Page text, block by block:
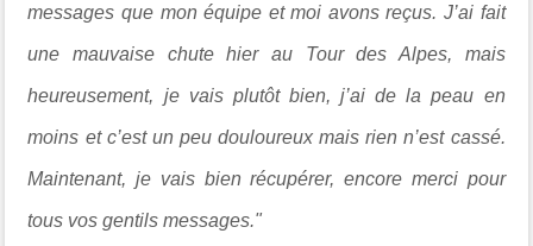
messages que mon équipe et moi avons reçus. J’ai fait
une mauvaise chute hier au Tour des Alpes, mais
heureusement, je vais plutôt bien, j’ai de la peau en
moins et c’est un peu douloureux mais rien n’est cassé.
Maintenant, je vais bien récupérer, encore merci pour
tous vos gentils messages."